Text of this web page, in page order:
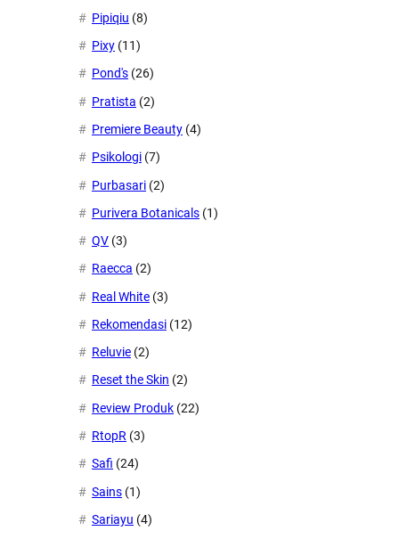
Pipiqiu (8)
Pixy (11)
Pond's (26)
Pratista (2)
Premiere Beauty (4)
Psikologi (7)
Purbasari (2)
Purivera Botanicals (1)
QV (3)
Raecca (2)
Real White (3)
Rekomendasi (12)
Reluvie (2)
Reset the Skin (2)
Review Produk (22)
RtopR (3)
Safi (24)
Sains (1)
Sariayu (4)